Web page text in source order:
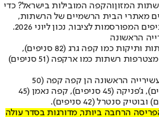
המזוןוהקפה המובילות בישראל? כדי
מאתרי הבית הרשמיים של הרשתות,
לציבור, נכון ליוני 2026.
הראשונה
מעבר לעשירייה הראשונה רשתות ותיקות כמו קפה גרג (82 סניפים),
ובורגראנץ' (55 סניפים). אליהן מצטרפות רשתות כמו ארקפה (51 סניפים)
רשתות נוספות שמתקרבות לעשירייה הראשונה הן קפה קפה (50
סניפים), קפה לנדוור (49 סניפים), ג'פניקה (45 סניפים), קפה נאמן (45
הרחבה ביותר, מדורגות בסדר עולה